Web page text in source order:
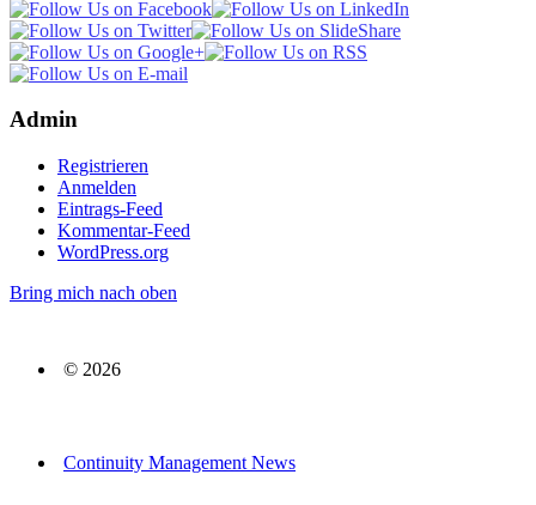
Admin
Registrieren
Anmelden
Eintrags-Feed
Kommentar-Feed
WordPress.org
Bring mich nach oben
© 2026
Continuity Management News